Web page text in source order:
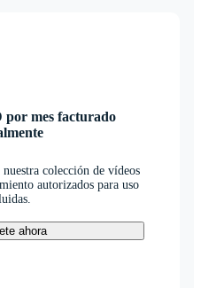
por mes facturado
colección de vídeos
autorizados para uso
ahora